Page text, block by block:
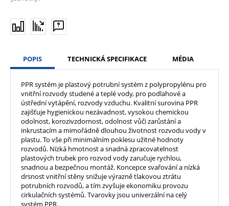
POPIS TECHNICKÁ SPECIFIKACE MÉDIA
PPR systém je plastový potrubní systém z polypropylénu pro
vnitřní rozvody studené a teplé vody, pro podlahové a
ústřední vytápění, rozvody vzduchu. Kvalitní surovina PPR
zajišťuje hygienickou nezávadnost, vysokou chemickou
odolnost, korozivzdornost, odolnost vůči zarůstání a
inkrustacím a mimořádně dlouhou životnost rozvodu vody v
plastu. To vše při minimálním poklesu užitné hodnoty
rozvodů. Nízká hmotnost a snadná zpracovatelnost
plastových trubek pro rozvod vody zaručuje rychlou,
snadnou a bezpečnou montáž. Koncepce svařování a nízká
drsnost vnitřní stěny snižuje výrazně tlakovou ztrátu
potrubních rozvodů, a tím zvyšuje ekonomiku provozu
cirkulačních systémů. Tvarovky jsou univerzální na celý
systém PPR.